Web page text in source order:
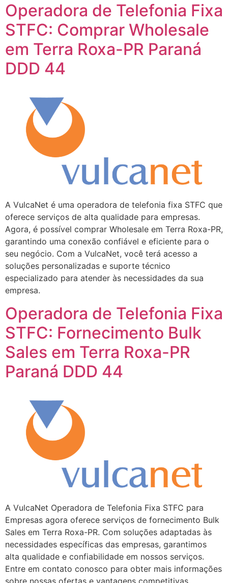
Operadora de Telefonia Fixa
STFC: Comprar Wholesale
em Terra Roxa-PR Paraná
DDD 44
A VulcaNet é uma operadora de telefonia fixa STFC que
oferece serviços de alta qualidade para empresas.
Agora, é possível comprar Wholesale em Terra Roxa-PR,
garantindo uma conexão confiável e eficiente para o
seu negócio. Com a VulcaNet, você terá acesso a
soluções personalizadas e suporte técnico
especializado para atender às necessidades da sua
empresa.
Operadora de Telefonia Fixa
STFC: Fornecimento Bulk
Sales em Terra Roxa-PR
Paraná DDD 44
A VulcaNet Operadora de Telefonia Fixa STFC para
Empresas agora oferece serviços de fornecimento Bulk
Sales em Terra Roxa-PR. Com soluções adaptadas às
necessidades específicas das empresas, garantimos
alta qualidade e confiabilidade em nossos serviços.
Entre em contato conosco para obter mais informações
sobre nossas ofertas e vantagens competitivas.